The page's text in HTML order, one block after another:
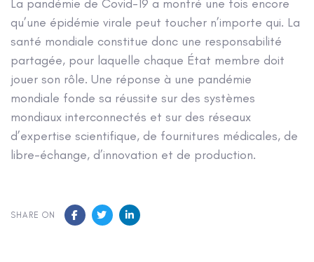
La pandémie de Covid-19 a montré une fois encore
qu’une épidémie virale peut toucher n’importe qui. La
santé mondiale constitue donc une responsabilité
partagée, pour laquelle chaque État membre doit
jouer son rôle. Une réponse à une pandémie
mondiale fonde sa réussite sur des systèmes
mondiaux interconnectés et sur des réseaux
d’expertise scientifique, de fournitures médicales, de
libre-échange, d’innovation et de production.
SHARE ON